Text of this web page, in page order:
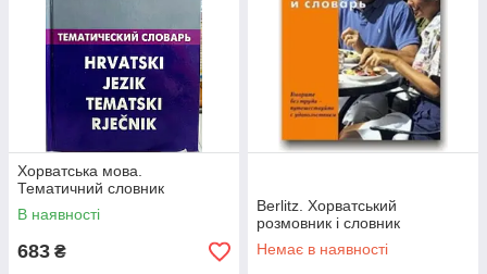
Хорватська мова.
Тематичний словник
В наявності
683 ₴
Berlitz. Хорватський
розмовник і словник
Немає в наявності